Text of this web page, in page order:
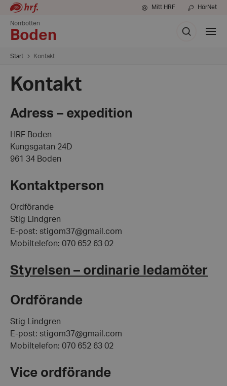
Mitt HRF HörNet
Norrbotten
Boden
Sök
Visa
meny
Start Kontakt
Kontakt
Adress – expedition
HRF Boden
Kungsgatan 24D
961 34 Boden
Kontaktperson
Ordförande
Stig Lindgren
E-post: stigom37@gmail.com
Mobiltelefon: 070 652 63 02
Styrelsen – ordinarie ledamöter
Ordförande
Stig Lindgren
E-post: stigom37@gmail.com
Mobiltelefon: 070 652 63 02
Vice ordförande